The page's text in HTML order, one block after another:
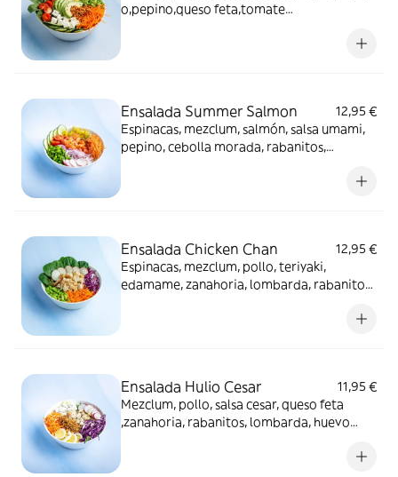
o,pepino,queso feta,tomate
Ensalada Summer Salmon
12,95 €
Espinacas, mezclum, salmón, salsa umami,
pepino, cebolla morada, rabanitos,
Ensalada Chicken Chan
12,95 €
Espinacas, mezclum, pollo, teriyaki,
edamame, zanahoria, lombarda, rabanitos,
Ensalada Hulio Cesar
11,95 €
Mezclum, pollo, salsa cesar, queso feta
,zanahoria, rabanitos, lombarda, huevo